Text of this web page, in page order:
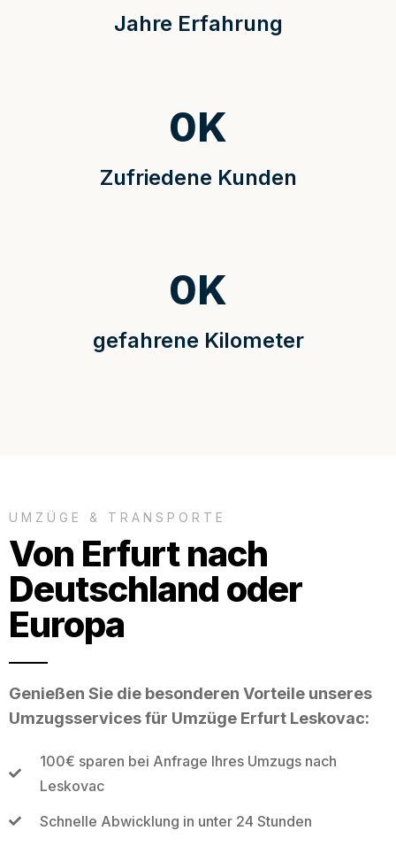
Jahre Erfahrung
Zufriedene Kunden
0K
gefahrene Kilometer
0K
UMZÜGE & TRANSPORTE
Von Erfurt nach
Deutschland oder
Europa
Genießen Sie die besonderen Vorteile unseres
Umzugsservices für Umzüge Erfurt Leskovac:
100€ sparen bei Anfrage Ihres Umzugs nach
Leskovac
Schnelle Abwicklung in unter 24 Stunden